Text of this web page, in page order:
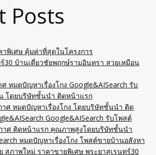
Posts
พิเศษ คุ้มค่าที่สุดในโครงการ
30 บ้านเดี่ยวชัยพฤกษ์รามอินทรา สวยเหมือน
หมดปัญหาเรื่องโกง Google&AISearch รับ
โดยบริษัทชั้นนำ ติดหน้าแรก
ศ หมดปัญหาเรื่องโกง โดยบริษัทชั้นนำ ติด
Google&AISearch รับโพสต์
าศ ติดหน้าแรก คุณภาพสูงโดยบริษัทชั้นนำ
หมดปัญหาเรื่องโกง โพสต์ขายบ้านอสังหา
สภาพใหม่ ราคาขายพิเศษ พระยาสุเรนทร์30